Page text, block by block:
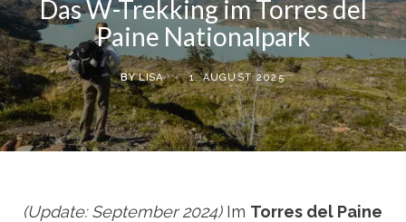
Das W-Trekking im Torres del
Paine Nationalpark
BY LISA 1. AUGUST 2025
(Update: September 2024) Im Torres del Paine